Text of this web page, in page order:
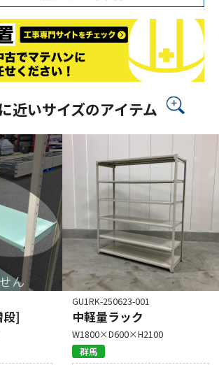
近いサイズのアイテム
段]
GU1RK-250623-001
中軽量ラック
W1800×D600×H2100
群馬